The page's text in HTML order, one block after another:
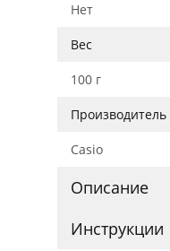
Нет
Вес
100 г
Производитель
Casio
Описание
Инструкции